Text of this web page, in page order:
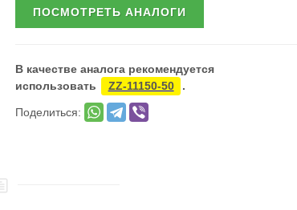
ПОСМОТРЕТЬ АНАЛОГИ
В качестве аналога рекомендуется
использовать
ZZ-11150-50 .
Поделиться: